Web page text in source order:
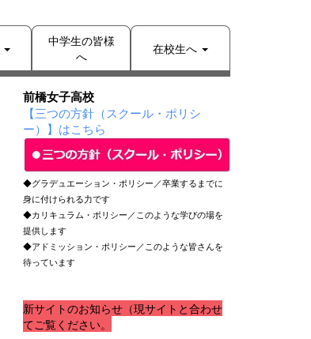
中学生の皆様
へ
在校生へ
前橋女子高校
【三つの方針（スクール・ポリシ
ー）】はこちら
◆グラデュエーション・ポリシー／卒業するまでに
身に付けられる力です
◆カリキュラム・ポリシー／このような学びの場を
提供します
◆アドミッション・ポリシー／このような皆さんを
待っています
新サイトのお知らせ（現サイトと合わせ
てご覧ください。